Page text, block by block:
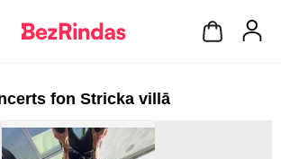
fon Stricka villā